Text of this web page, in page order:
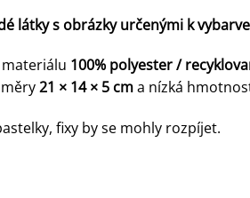
látky s obrázky určenými k
100% polyester /
21 × 14 × 5 cma nízká
fixy by se mohly rozpíjet.